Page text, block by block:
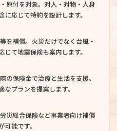
原付を対象。対人・対物・人身
応じて特約を設計します。
を補償。火災だけでなく台風・
て地震保険も案内します。
の保険金で治療と生活を支援。
プランを提案します。
災総合保険など事業者向け補償
能です。